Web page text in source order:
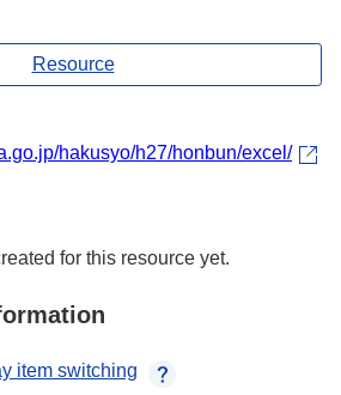
Resource
hakusyo/h27/honbun/excel/
for this resource yet.
item switching